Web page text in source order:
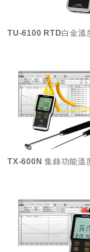
TU-6100 RTD白金溫
TX-600N 集錄功能溫